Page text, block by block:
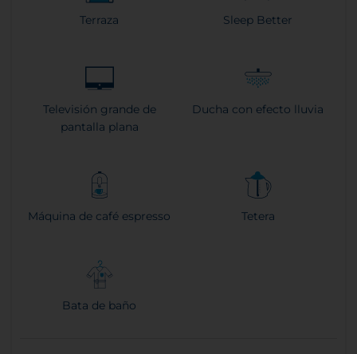
Terraza Sleep Better
Televisión grande de
pantalla plana
Ducha con efecto lluvia
Máquina de café espresso Tetera
Bata de baño